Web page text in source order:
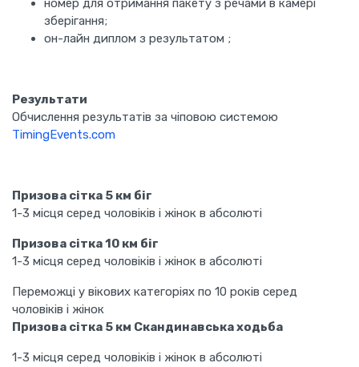
номер для отримання пакету з речами в камері
зберігання;
он-лайн диплом з результатом ;
Результати
Обчислення результатів за чіповою системою
TimingEvents.com
Призова сітка 5 км біг
1-3 місця серед чоловіків і жінок в абсолюті
Призова сітка 10 км біг
1-3 місця серед чоловіків і жінок в абсолюті
Переможці у вікових категоріях по 10 років серед
чоловіків і жінок
Призова сітка 5 км Скандинавська ходьба
1-3 місця серед чоловіків і жінок в абсолюті